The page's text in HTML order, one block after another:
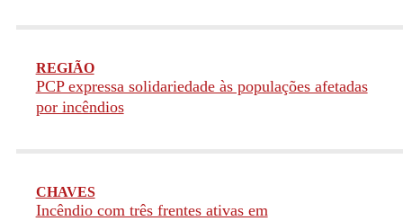
REGIÃO
PCP expressa solidariedade às populações afetadas
por incêndios
CHAVES
Incêndio com três frentes ativas em